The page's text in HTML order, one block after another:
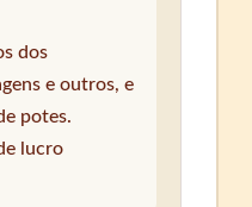
dos
e outros, e
potes.
lucro